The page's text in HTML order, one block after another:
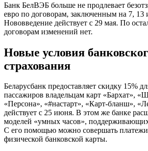
Банк БелВЭБ больше не продлевает
евро по договорам, заключенным на 7, 13
Нововведение действует с 29 мая. По
договорам изменений нет.
Новые условия
страхования
Беларусбанк предоставляет скидку 15%
пассажиров владельцам карт «Бархат»,
«Персона», «#настарт», «Карт-бланш»,
действует с 25 июня. В этом же банке
моделей «умных часов»,
С его помощью можно совершать платежи
физической банковской карты.